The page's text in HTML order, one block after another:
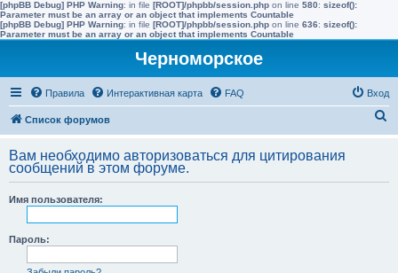
[phpBB Debug] PHP Warning: in file [ROOT]/phpbb/session.php on line 580: sizeof():
Parameter must be an array or an object that implements Countable
[phpBB Debug] PHP Warning: in file [ROOT]/phpbb/session.php on line 636: sizeof():
Parameter must be an array or an object that implements Countable
Черноморское
Правила Интерактивная карта FAQ Вход
Список форумов
с
Вам необходимо авторизоваться для цитирования
сообщений в этом форуме.
Имя пользователя:
Пароль: